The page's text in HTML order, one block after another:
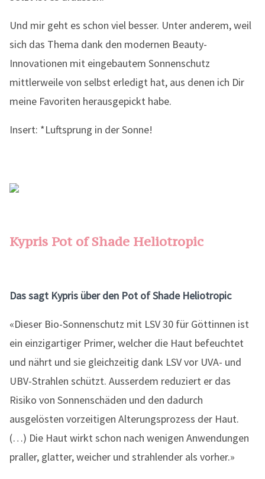
Und mir geht es schon viel besser. Unter anderem, weil
sich das Thema dank den modernen Beauty-
Innovationen mit eingebautem Sonnenschutz
mittlerweile von selbst erledigt hat, aus denen ich Dir
meine Favoriten herausgepickt habe.
Insert: *Luftsprung in der Sonne!
Kypris Pot of Shade Heliotropic
Das sagt Kypris über den Pot of Shade Heliotropic
«Dieser Bio-Sonnenschutz mit LSV 30 für Göttinnen ist
ein einzigartiger Primer, welcher die Haut befeuchtet
und nährt und sie gleichzeitig dank LSV vor UVA- und
UBV-Strahlen schützt. Ausserdem reduziert er das
Risiko von Sonnenschäden und den dadurch
ausgelösten vorzeitigen Alterungsprozess der Haut.
(…) Die Haut wirkt schon nach wenigen Anwendungen
praller, glatter, weicher und strahlender als vorher.»